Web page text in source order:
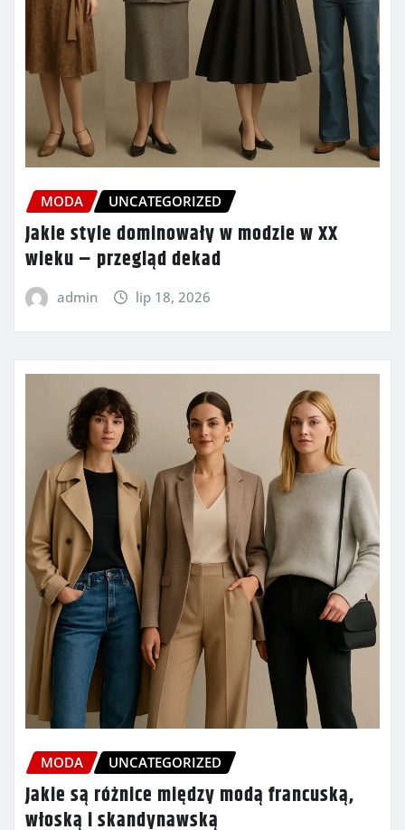
MODA UNCATEGORIZED
Jakie style dominowały w modzie w XX
wieku – przegląd dekad
admin lip 18, 2026
MODA UNCATEGORIZED
Jakie są różnice między modą francuską,
włoską i skandynawską